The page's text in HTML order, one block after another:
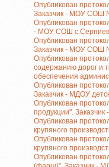
Опубликован
Заказчик - МОУ СОШ
Опубликован
- МОУ СОШ
Опубликован
Заказчик - МОУ СОШ
Опубликован
содержанию дорог и
обеспечения
Опубликован
Заказчик - МДОУ
Опубликован
продукции".
Опубликован
крупяного
Опубликован
крупяного
Опубликован